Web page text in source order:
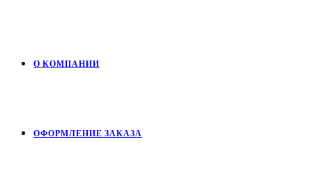
О КОМПАНИИ
ОФОРМЛЕНИЕ ЗАКАЗА